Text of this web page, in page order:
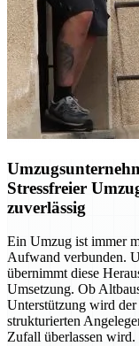
Stressfreier
zuverlässig
Ein Umzug ist immer
Aufwand verbunden.
übernimmt diese
Umsetzung. Ob
Unterstützung wird
strukturierten
Zufall überlassen wird.